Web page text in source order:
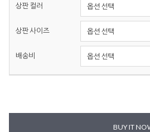
상판 컬러
상판 사이즈
배송비
BUY IT